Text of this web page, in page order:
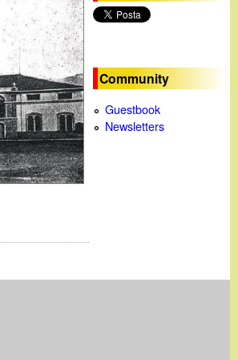
c
a
Community
Guestbook
Newsletters